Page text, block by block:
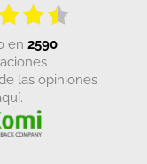
en 2590